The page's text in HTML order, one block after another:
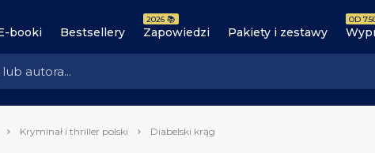
booki Bestsellery Zapowiedzi
2026 📚
Pakiety i zestawy
OD
Kryminał i thriller polski Diabelski krąg